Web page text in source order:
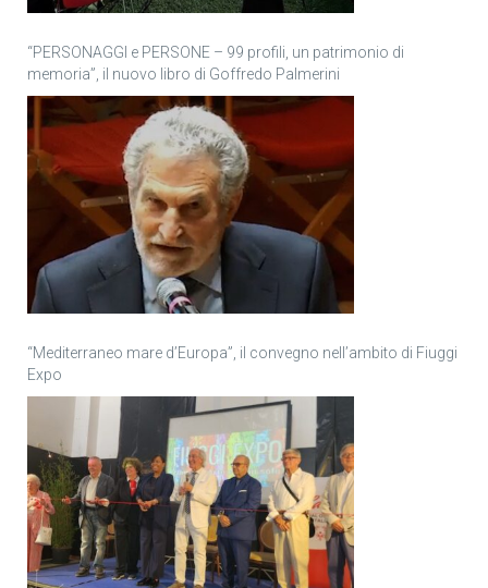
“PERSONAGGI e PERSONE – 99 profili, un patrimonio di
memoria”, il nuovo libro di Goffredo Palmerini
“Mediterraneo mare d’Europa”, il convegno nell’ambito di Fiuggi
Expo